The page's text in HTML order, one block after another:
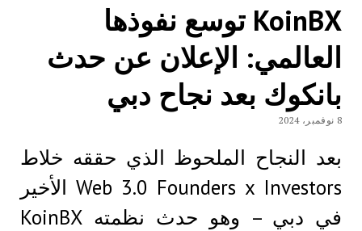
KoinBX توسع نفوذها
العالمي: الإعلان عن حدث
بانكوك بعد نجاح دبي
8 نوفمبر، 2024
بعد النجاح الملحوظ الذي حققه خلاط
Web 3.0 Founders x Investors الأخير
في دبي – وهو حدث نظمته KoinBX